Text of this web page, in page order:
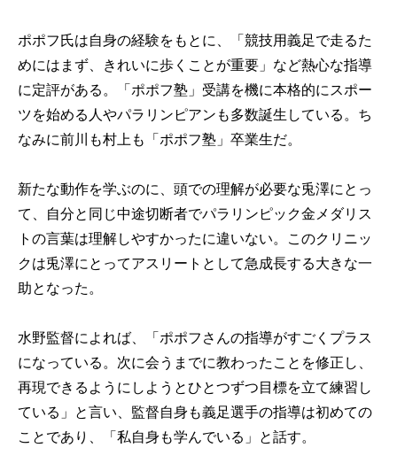
ポポフ氏は自身の経験をもとに、「競技用義足で走るた
めにはまず、きれいに歩くことが重要」など熱心な指導
に定評がある。「ポポフ塾」受講を機に本格的にスポー
ツを始める人やパラリンピアンも多数誕生している。ち
なみに前川も村上も「ポポフ塾」卒業生だ。
新たな動作を学ぶのに、頭での理解が必要な兎澤にとっ
て、自分と同じ中途切断者でパラリンピック金メダリス
トの言葉は理解しやすかったに違いない。このクリニッ
クは兎澤にとってアスリートとして急成長する大きな一
助となった。
水野監督によれば、「ポポフさんの指導がすごくプラス
になっている。次に会うまでに教わったことを修正し、
再現できるようにしようとひとつずつ目標を立て練習し
ている」と言い、監督自身も義足選手の指導は初めての
ことであり、「私自身も学んでいる」と話す。